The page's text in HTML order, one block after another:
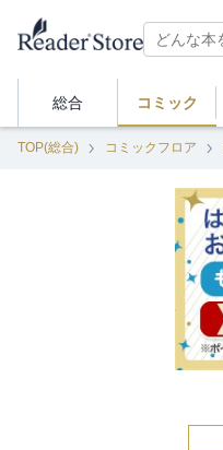
総合 コミック
TOP(総合) コミックフロア